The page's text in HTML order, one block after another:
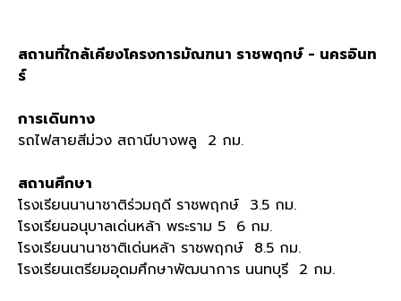
สถานที่ใกล้เคียงโครงการมัณฑนา ราชพฤกษ์ - นครอินท
ร์
การเดินทาง
รถไฟสายสีม่วง สถานีบางพลู 2 กม.
สถานศึกษา
โรงเรียนนานาชาติร่วมฤดี ราชพฤกษ์ 3.5 กม.
โรงเรียนอนุบาลเด่นหล้า พระราม 5 6 กม.
โรงเรียนนานาชาติเด่นหล้า ราชพฤกษ์ 8.5 กม.
โรงเรียนเตรียมอุดมศึกษาพัฒนาการ นนทบุรี 2 กม.